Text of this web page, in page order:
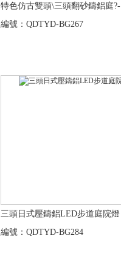
特色仿古雙頭\三頭翻砂鑄鋁庭?-
編號：QDTYD-BG267
三頭日式壓鑄鋁LED步道庭院燈
編號：QDTYD-BG284